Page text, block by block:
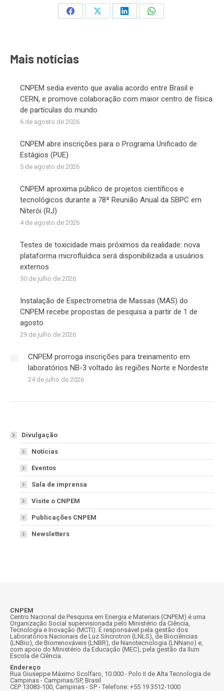
Share
Share
Share
Share
Mais notícias
CNPEM sedia evento que avalia acordo entre Brasil e
CERN, e promove colaboração com maior centro de física
de partículas do mundo
6 de agosto de 2026
CNPEM abre inscrições para o Programa Unificado de
Estágios (PUE)
5 de agosto de 2026
CNPEM aproxima público de projetos científicos e
tecnológicos durante a 78ª Reunião Anual da SBPC em
Niterói (RJ)
4 de agosto de 2026
Testes de toxicidade mais próximos da realidade: nova
plataforma microfluídica será disponibilizada a usuários
externos
30 de julho de 2026
Instalação de Espectrometria de Massas (MAS) do
CNPEM recebe propostas de pesquisa a partir de 1 de
agosto
29 de julho de 2026
CNPEM prorroga inscrições para treinamento em
laboratórios NB-3 voltado às regiões Norte e Nordeste
24 de julho de 2026
Divulgação
Notícias
Eventos
Sala de imprensa
Visite o CNPEM
Publicações CNPEM
Newsletters
CNPEM
Centro Nacional de Pesquisa em Energia e Materiais (CNPEM) é uma
Organização Social supervisionada pelo Ministério da Ciência,
Tecnologia e Inovação (MCTI). É responsável pela gestão dos
Laboratórios Nacionais de Luz Síncrotron (LNLS), de Biociências
(LNBio), de Biorrenováveis (LNBR), de Nanotecnologia (LNNano) e,
com apoio do Ministério da Educação (MEC), pela gestão da Ilum
Escola de Ciência.
Endereço
Rua Giuseppe Máximo Scolfaro, 10.000 - Polo II de Alta Tecnologia de
Campinas - Campinas/SP, Brasil
CEP 13083-100, Campinas - SP - Telefone: +55 19 3512-1000